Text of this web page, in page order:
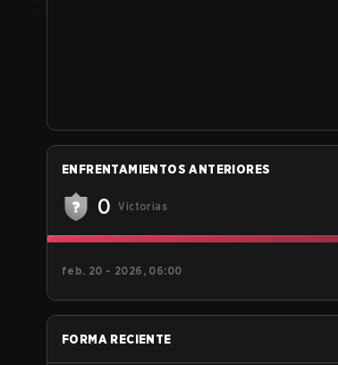
ENFRENTAMIENTOS ANTERIORES
0 Victorias
feb. 20 - 2026, 06:00
FORMA RECIENTE